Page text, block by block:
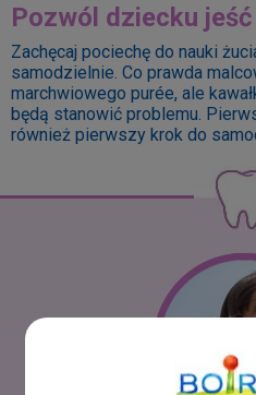
Pozwól dziecku
Zachęcaj pociechę do nauki
samodzielnie. Co prawda
marchwiowego purée, ale
będą stanowić problemu.
również pierwszy krok do